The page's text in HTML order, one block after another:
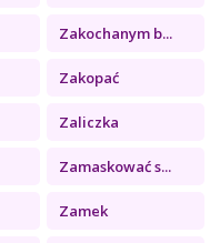
Zakochanym b...
Zakopać
Zaliczka
Zamaskować s...
Zamek